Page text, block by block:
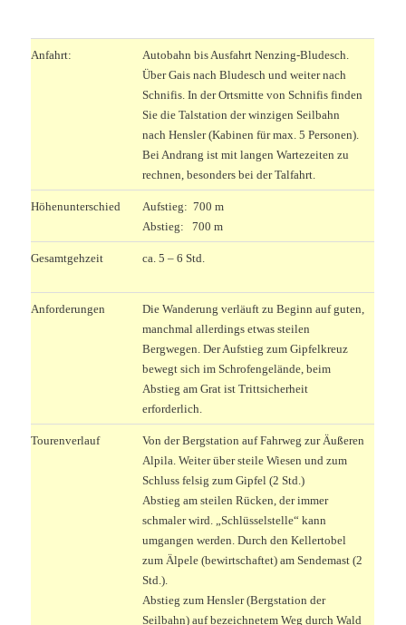
Anfahrt:
Autobahn bis Ausfahrt Nenzing-Bludesch.
Über Gais nach Bludesch und weiter nach
Schnifis. In der Ortsmitte von Schnifis finden
Sie die Talstation der winzigen Seilbahn
nach Hensler (Kabinen für max. 5 Personen).
Bei Andrang ist mit langen Wartezeiten zu
rechnen, besonders bei der Talfahrt.
Höhenunterschied
Aufstieg: 700 m
Abstieg: 700 m
Gesamtgehzeit ca. 5 – 6 Std.
Anforderungen
Die Wanderung verläuft zu Beginn auf guten,
manchmal allerdings etwas steilen
Bergwegen. Der Aufstieg zum Gipfelkreuz
bewegt sich im Schrofengelände, beim
Abstieg am Grat ist Trittsicherheit
erforderlich.
Tourenverlauf
Von der Bergstation auf Fahrweg zur Äußeren
Alpila. Weiter über steile Wiesen und zum
Schluss felsig zum Gipfel (2 Std.)
Abstieg am steilen Rücken, der immer
schmaler wird. „Schlüsselstelle“ kann
umgangen werden. Durch den Kellertobel
zum Älpele (bewirtschaftet) am Sendemast (2
Std.).
Abstieg zum Hensler (Bergstation der
Seilbahn) auf bezeichnetem Weg durch Wald